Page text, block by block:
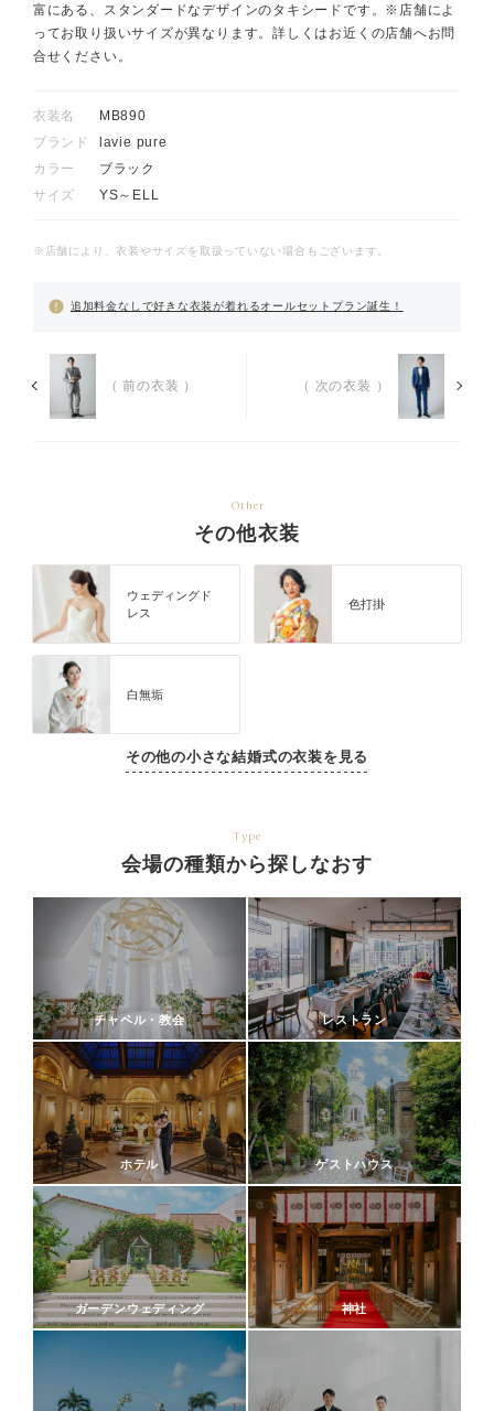
富にある、スタンダードなデザインのタキシードです。※店舗によ
ってお取り扱いサイズが異なります。詳しくはお近くの店舗へお問
合せください。
衣装名
MB890
ブランド
lavie pure
カラー
ブラック
サイズ
YS～ELL
※店舗により、衣装やサイズを取扱っていない場合もございます。
追加料金なしで好きな衣装が着れるオールセットプラン誕生！
（ 前の衣装 ） （ 次の衣装 ）
Other
その他衣装
ウェディングド
レス
色打掛
白無垢
その他の小さな結婚式の衣装を見る
Type
会場の種類から探しなおす
チャペル・教会 レストラン
ホテル ゲストハウス
ガーデンウェディング 神社